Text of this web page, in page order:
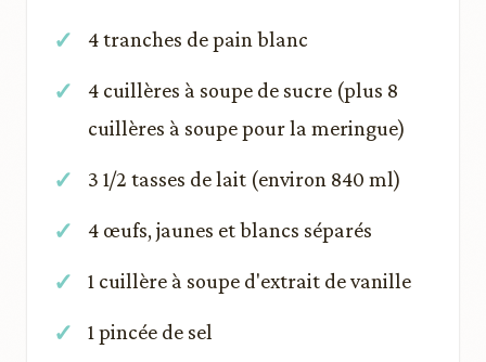
4 tranches de pain blanc
4 cuillères à soupe de sucre (plus 8
cuillères à soupe pour la meringue)
3 1/2 tasses de lait (environ 840 ml)
4 œufs, jaunes et blancs séparés
1 cuillère à soupe d'extrait de vanille
1 pincée de sel